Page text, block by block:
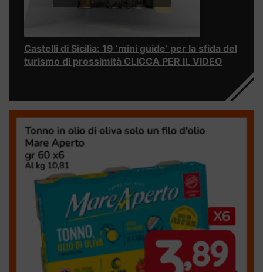
Castelli di Sicilia: 19 ‘mini guide’ per la sfida del
turismo di prossimità CLICCA PER IL VIDEO